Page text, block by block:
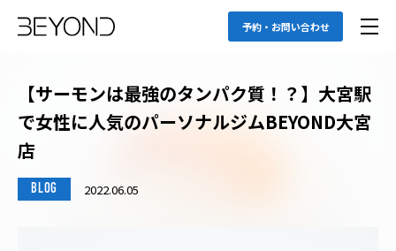
予約・お問い合わせ
【サーモンは最強のタンパク質！？】大宮駅
で女性に人気のパーソナルジムBEYOND大宮
店
BLOG 2022.06.05